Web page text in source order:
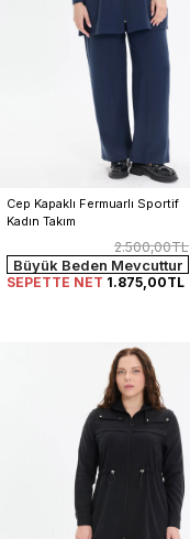
Cep Kapaklı Fermuarlı Sportif
Kadın Takım
2.500,00TL
Büyük Beden Mevcuttur
SEPETTE NET 1.875,00TL